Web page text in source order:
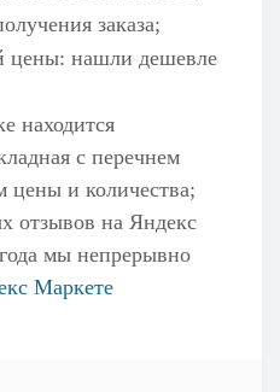
заказа;
цены: нашли дешевле
находится
с перечнем
цены и количества;
отзывов на Яндекс
мы непрерывно
Маркете